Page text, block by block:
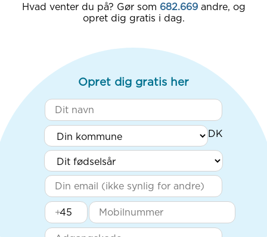
Hvad venter du på? Gør som 682.669 andre, og
opret dig gratis i dag.
Opret dig gratis her
+